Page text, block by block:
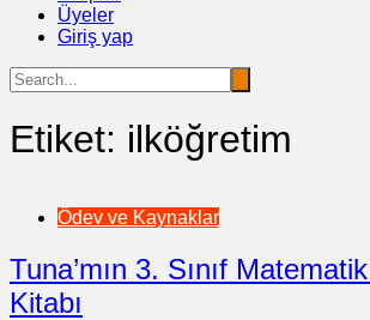
Üyeler
Giriş yap
Etiket: ilköğretim
Ödev ve Kaynaklar
Tuna’mın 3. Sınıf
Kitabı